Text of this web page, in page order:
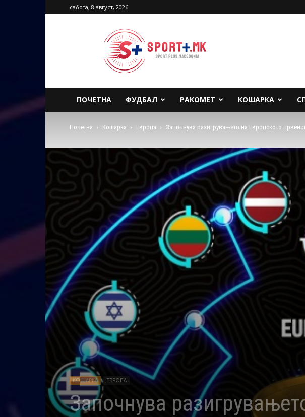
сабота, 8 август, 2026
Sport
Plus
Macedonia
ПОЧЕТНА ФУДБАЛ РАКОМЕТ КОШАРКА
Почетна Кошарка Европа Започнува разигрувањето на Европското
КОШАРКА ЕВРОПА
Започнува